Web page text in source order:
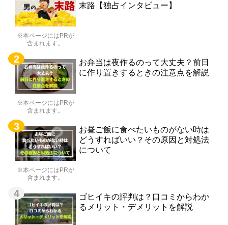
※本ページにはPRが
含まれます。
末路【独占インタビュー】
※本ページにはPRが
含まれます。
お弁当は夜作るのって大丈夫？前日
に作り置きするときの注意点を解説
※本ページにはPRが
含まれます。
お昼ご飯に食べたいものがない時は
どうすればいい？その原因と対処法
について
ゴヒイキの評判は？口コミからわか
るメリット・デメリットを解説